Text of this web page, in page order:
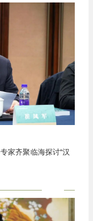
家齐聚临海探讨“汉